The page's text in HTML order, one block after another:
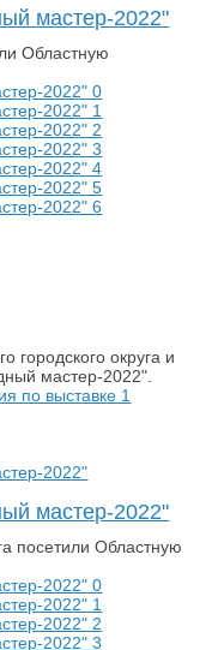
мастер-2022"
Областную
городского округа и
мастер-2022".
мастер-2022"
посетили Областную